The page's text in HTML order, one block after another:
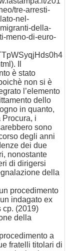
tre-arresti-
nel-
della-
meno-di-euro-
). Il
è stato
non si è
l’elemento
dello
in quanto,
Procura, i
sono
degli anni
dei due
nonostante
di dirigersi
della
procedimento
indagato ex
cp. (2019)
della
a
fratelli titolari di